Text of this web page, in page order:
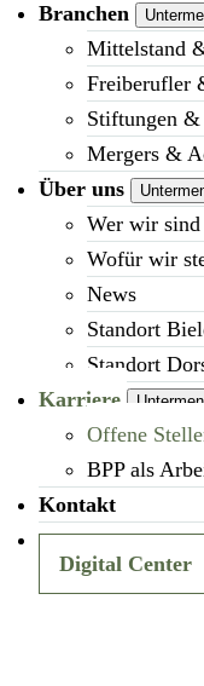
Branchen
Mittelstand
Freiberufler
Stiftungen &
Mergers &
Über uns
Wer wir sind
Wofür wir
News
Standort
Standort
Karriere
Offene
BPP als
Kontakt
Digital Center